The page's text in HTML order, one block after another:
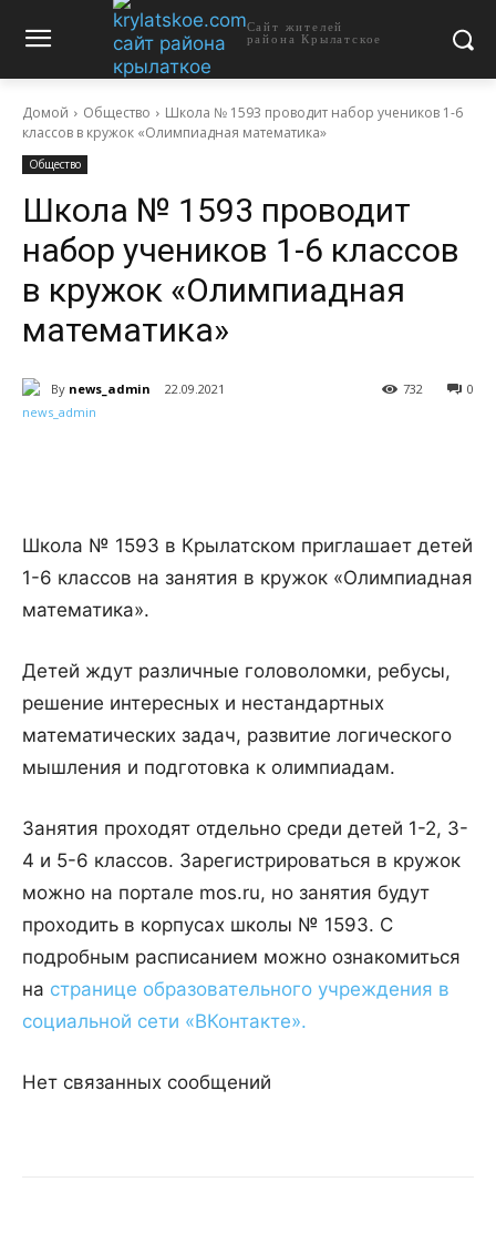
Сайт жителей
района Крылатское
Домой Общество
Школа № 1593 проводит набор учеников 1-6
классов в кружок «Олимпиадная математика»
Общество
Школа № 1593 проводит
набор учеников 1-6 классов
в кружок «Олимпиадная
математика»
By news_admin 22.09.2021 0
732
Школа № 1593 в Крылатском приглашает детей
1-6 классов на занятия в кружок «Олимпиадная
математика».
Детей ждут различные головоломки, ребусы,
решение интересных и нестандартных
математических задач, развитие логического
мышления и подготовка к олимпиадам.
Занятия проходят отдельно среди детей 1-2, 3-
4 и 5-6 классов. Зарегистрироваться в кружок
можно на портале mos.ru, но занятия будут
проходить в корпусах школы № 1593. С
подробным расписанием можно ознакомиться
на странице образовательного учреждения в
социальной сети «ВКонтакте».
Нет связанных сообщений